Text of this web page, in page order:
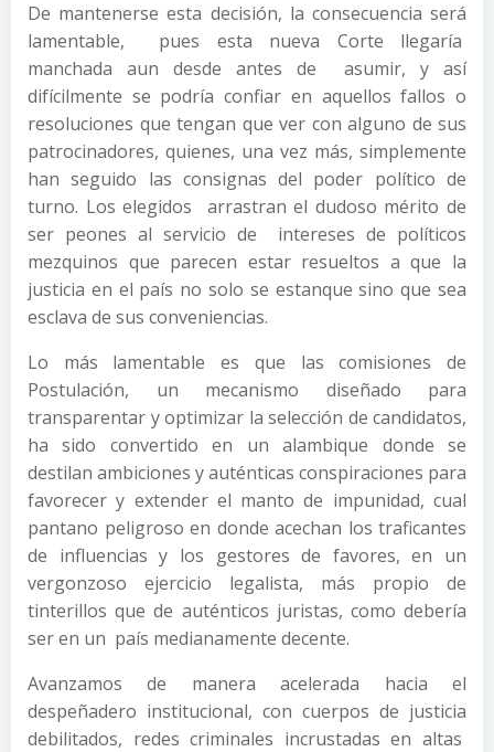
De mantenerse esta decisión, la consecuencia será
lamentable, pues esta nueva Corte llegaría
manchada aun desde antes de asumir, y así
difícilmente se podría confiar en aquellos fallos o
resoluciones que tengan que ver con alguno de sus
patrocinadores, quienes, una vez más, simplemente
han seguido las consignas del poder político de
turno. Los elegidos arrastran el dudoso mérito de
ser peones al servicio de intereses de políticos
mezquinos que parecen estar resueltos a que la
justicia en el país no solo se estanque sino que sea
esclava de sus conveniencias.
Lo más lamentable es que las comisiones de
Postulación, un mecanismo diseñado para
transparentar y optimizar la selección de candidatos,
ha sido convertido en un alambique donde se
destilan ambiciones y auténticas conspiraciones para
favorecer y extender el manto de impunidad, cual
pantano peligroso en donde acechan los traficantes
de influencias y los gestores de favores, en un
vergonzoso ejercicio legalista, más propio de
tinterillos que de auténticos juristas, como debería
ser en un país medianamente decente.
Avanzamos de manera acelerada hacia el
despeñadero institucional, con cuerpos de justicia
debilitados, redes criminales incrustadas en altas